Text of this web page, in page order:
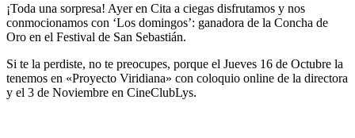
¡Toda una sorpresa! Ayer en Cita a ciegas disfrutamos y nos
conmocionamos con ‘Los domingos’: ganadora de la Concha de
Oro en el Festival de San Sebastián.
Si te la perdiste, no te preocupes, porque el Jueves 16 de Octubre la
tenemos en «Proyecto Viridiana» con coloquio online de la directora
y el 3 de Noviembre en CineClubLys.